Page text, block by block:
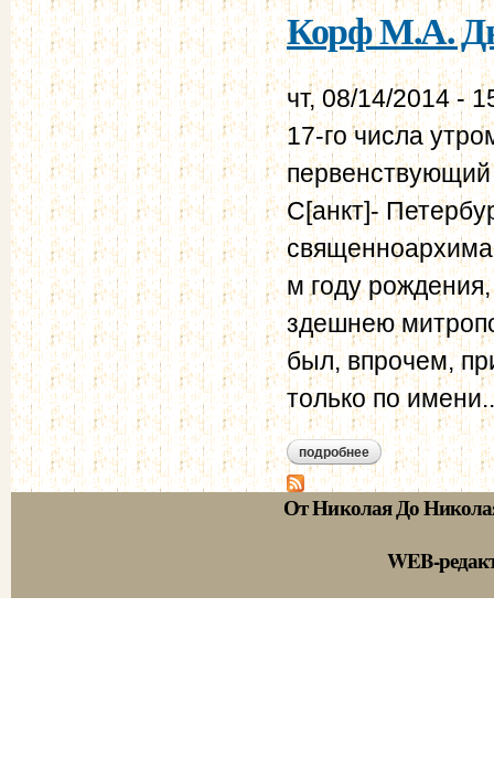
Корф М.А.
чт, 08/14/2014 -
17-го числа
С[анкт]-
м году
здешнею
был, впрочем,
только по
подробнее о корф м.а.
От Николая До
WEB-